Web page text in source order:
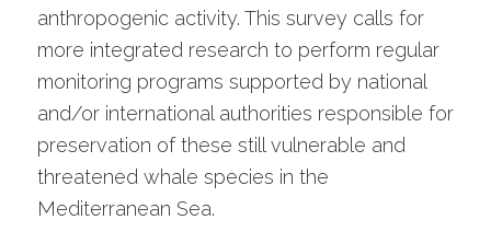
anthropogenic activity. This survey calls for
more integrated research to perform regular
monitoring programs supported by national
and/or international authorities responsible for
preservation of these still vulnerable and
threatened whale species in the
Mediterranean Sea.